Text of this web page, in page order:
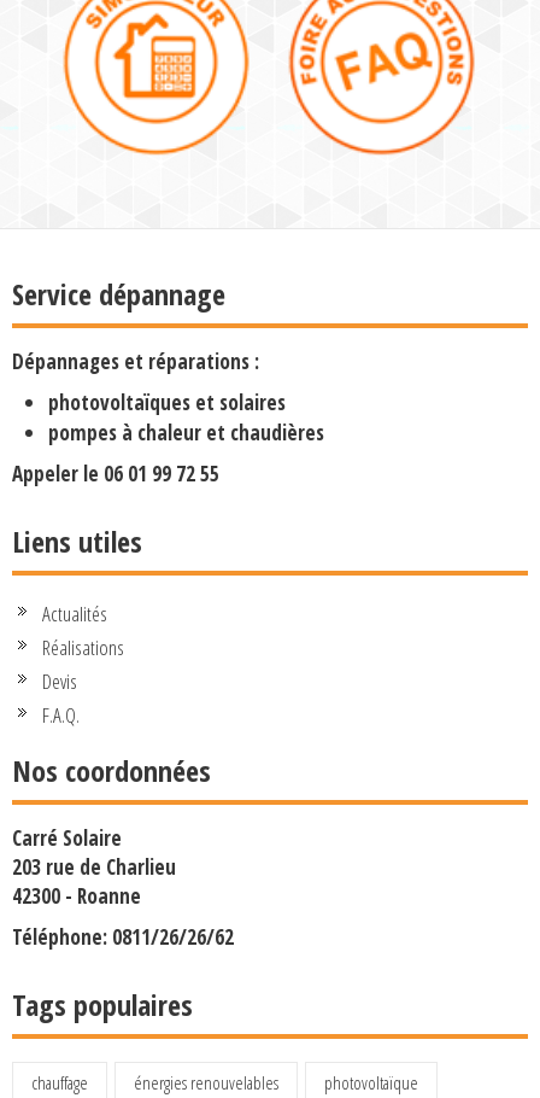
Service dépannage
Dépannages et réparations :
photovoltaïques et solaires
pompes à chaleur et chaudières
Appeler le 06 01 99 72 55
Liens utiles
Actualités
Réalisations
Devis
F.A.Q.
Nos coordonnées
Carré Solaire
203 rue de Charlieu
42300 - Roanne
Téléphone: 0811/26/26/62
Tags populaires
chauffage énergies renouvelables
photovoltaïque